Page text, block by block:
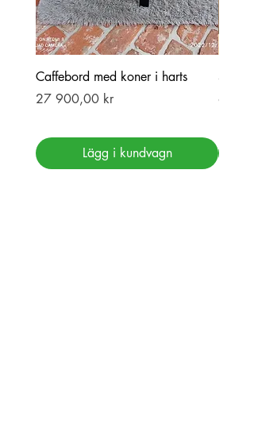
Caffebord med koner i harts
Pris
27 900,00 kr
Lägg i kundvagn
Stor
Pris
69